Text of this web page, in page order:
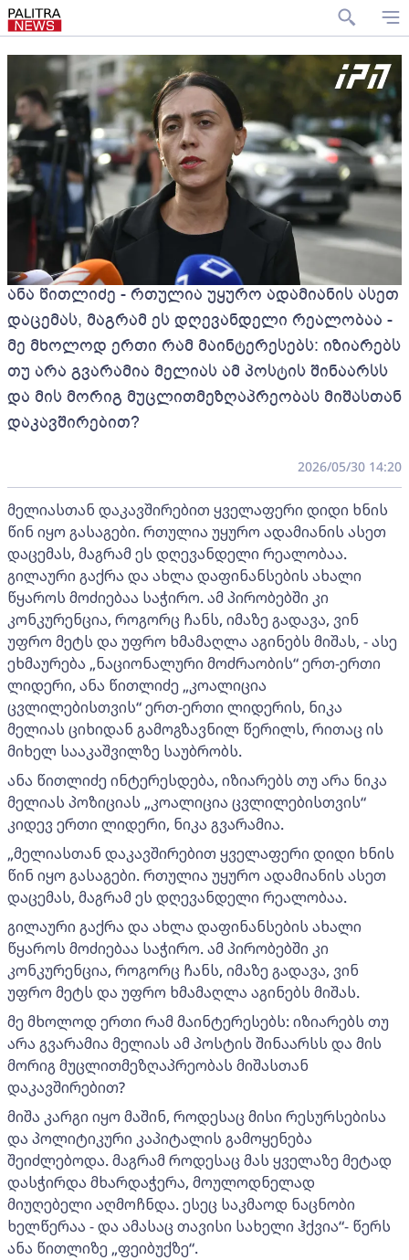
ანა წითლიძე - რთულია უყურო ადამიანის ასეთ
დაცემას, მაგრამ ეს დღევანდელი რეალობაა -
მე მხოლოდ ერთი რამ მაინტერესებს: იზიარებს
თუ არა გვარამია მელიას ამ პოსტის შინაარსს
და მის მორიგ მუცლითმეზღაპრეობას მიშასთან
დაკავშირებით?
2026/05/30 14:20
მელიასთან დაკავშირებით ყველაფერი დიდი ხნის
წინ იყო გასაგები. რთულია უყურო ადამიანის ასეთ
დაცემას, მაგრამ ეს დღევანდელი რეალობაა.
გილაური გაქრა და ახლა დაფინანსების ახალი
წყაროს მოძიებაა საჭირო. ამ პირობებში კი
კონკურენცია, როგორც ჩანს, იმაზე გადავა, ვინ
უფრო მეტს და უფრო ხმამაღლა აგინებს მიშას, - ასე
ეხმაურება „ნაციონალური მოძრაობის“ ერთ-ერთი
ლიდერი, ანა წითლიძე „კოალიცია
ცვლილებისთვის“ ერთ-ერთი ლიდერის, ნიკა
მელიას ციხიდან გამოგზავნილ წერილს, რითაც ის
მიხელ სააკაშვილზე საუბრობს.
ანა წითლიძე ინტერესდება, იზიარებს თუ არა ნიკა
მელიას პოზიციას „კოალიცია ცვლილებისთვის“
კიდევ ერთი ლიდერი, ნიკა გვარამია.
„მელიასთან დაკავშირებით ყველაფერი დიდი ხნის
წინ იყო გასაგები. რთულია უყურო ადამიანის ასეთ
დაცემას, მაგრამ ეს დღევანდელი რეალობაა.
გილაური გაქრა და ახლა დაფინანსების ახალი
წყაროს მოძიებაა საჭირო. ამ პირობებში კი
კონკურენცია, როგორც ჩანს, იმაზე გადავა, ვინ
უფრო მეტს და უფრო ხმამაღლა აგინებს მიშას.
მე მხოლოდ ერთი რამ მაინტერესებს: იზიარებს თუ
არა გვარამია მელიას ამ პოსტის შინაარსს და მის
მორიგ მუცლითმეზღაპრეობას მიშასთან
დაკავშირებით?
მიშა კარგი იყო მაშინ, როდესაც მისი რესურსებისა
და პოლიტიკური კაპიტალის გამოყენება
შეიძლებოდა. მაგრამ როდესაც მას ყველაზე მეტად
დასჭირდა მხარდაჭერა, მოულოდნელად
მიუღებელი აღმოჩნდა. ესეც საკმაოდ ნაცნობი
ხელწერაა - და ამასაც თავისი სახელი ჰქვია“- წერს
ანა წითლიზე „ფეიბუქზე“.